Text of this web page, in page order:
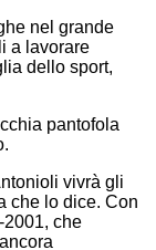
nel grande
a lavorare
dello sport,
pantofola
vivrà gli
che lo dice. Con
che